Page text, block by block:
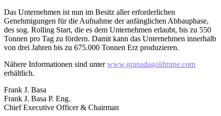
Das Unternehmen ist nun im Besitz aller erforderlichen
Genehmigungen für die Aufnahme der anfänglichen Abbauphase,
des sog. Rolling Start, die es dem Unternehmen erlaubt, bis zu 550
Tonnen pro Tag zu fördern. Damit kann das Unternehmen innerhalb
von drei Jahren bis zu 675.000 Tonnen Erz produzieren.
Nähere Informationen sind unterwww.granadagoldmine.com
erhältlich.
Frank J. Basa
Frank J. Basa P. Eng.
Chief Executive Officer & Chairman